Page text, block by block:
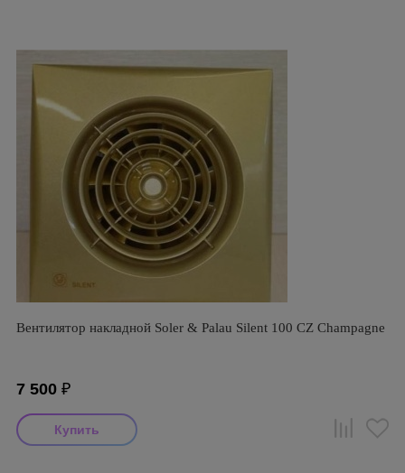
Вентилятор накладной Soler & Palau Silent 100 CZ Champagne
7 500 ₽